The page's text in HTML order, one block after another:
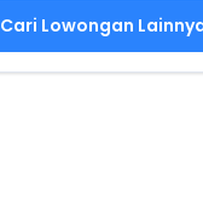
Cari Lowongan